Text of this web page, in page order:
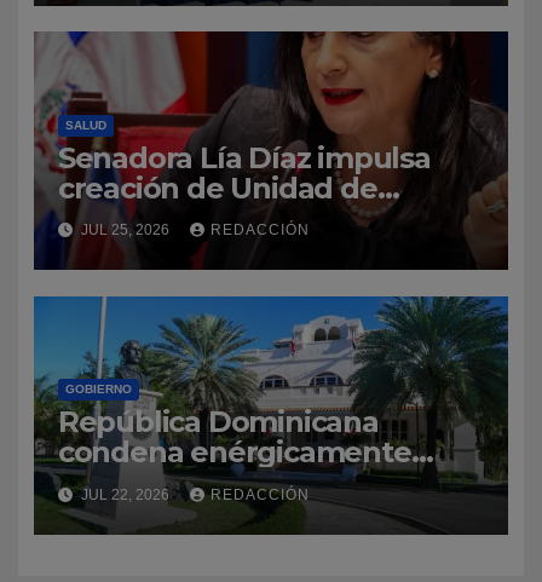
involucrados en accidentes
de tránsito
SALUD
Senadora Lía Díaz impulsa
creación de Unidad de
Gastroenterología y
Endoscopia para el Hospital
Regional Taiwán de Azua
JUL 25, 2026 REDACCIÓN
GOBIERNO
República Dominicana
condena enérgicamente
anuncio de eliminar la vía
electoral en Nicaragua
JUL 22, 2026 REDACCIÓN